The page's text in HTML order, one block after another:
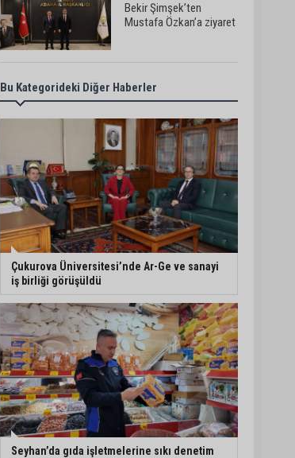
Bekir Şimşek’ten
Mustafa Özkan’a ziyaret
Ceyhan’da asfalt
çalışmaları sürüyor
Ceyhan’da açık hava
sineması keyfi iki farklı
parkta devam ediyor
5. Yunusoğlu Futbol
Turnuvası’nda final
heyecanı
Ceyhan’da Necdet
Sevinç Parkı’nda bakım
çalışması
Orhan Bayram’dan AK
Parti’ye Yüreğir çıkışı:
“Bizim belediye meclis
üyelerimize ne yaptınız?
Bu Kategorideki Diğer Haberler
Çukurova Üniversitesi’nde Ar-Ge ve sanayi
iş birliği görüşüldü
Seyhan’da gıda işletmelerine sıkı denetim